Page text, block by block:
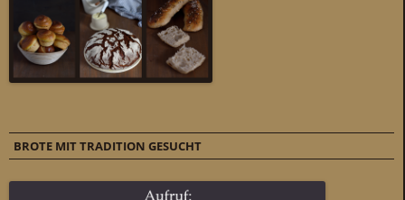
BROTE MIT TRADITION GESUCHT